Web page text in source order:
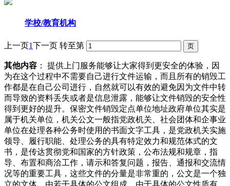
学校/教育机构
上一页1下一页 转至第
其他内容 ： 提供上门服务能够让大家得到更安全的体验，因
为在这个过程中不需要自己进行文件运输，而且所有的销毁工
作都是在自己公司进行，自然就可以有效的避免因为文件中转
而导致的资料丢失或者是信息泄露，能够让文件销毁的安全性
得到更好的提升。保密文件销毁定点单位地址政府单位其实是
属于机关单位，机关公文一般指党政机关、社会团体和企事业
单位在处理各种公务时使用的书面文字工具，是党政机关实施
领导、履行职能、处理公务的具有特定效力和规范体式的文
书，是传达贯彻党和国家的方针政策，公布法规和规章，指
导、布置和商洽工作，请示和答复问题，报告、通报和交流情
况等的重要工具，这些文件的分量是非常重的，公文是一个独
立的文体，由若干具体的公文组成，由于具体的公文性质有